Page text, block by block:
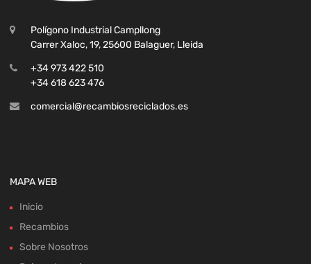
Polígono Industrial Campllong
Carrer Xaloc, 19, 25600 Balaguer, Lleida
+34 973 422 510
+34 618 623 476
comercial@recambiosreciclados.es
MAPA WEB
Inicio
Recambios
Sobre Nosotros